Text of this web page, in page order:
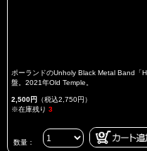
ポーランドのUnholy Black Metal Band「
盤。2021年Old Temple。
2,500円 （税込2,750円）
※在庫残り 3
数量：